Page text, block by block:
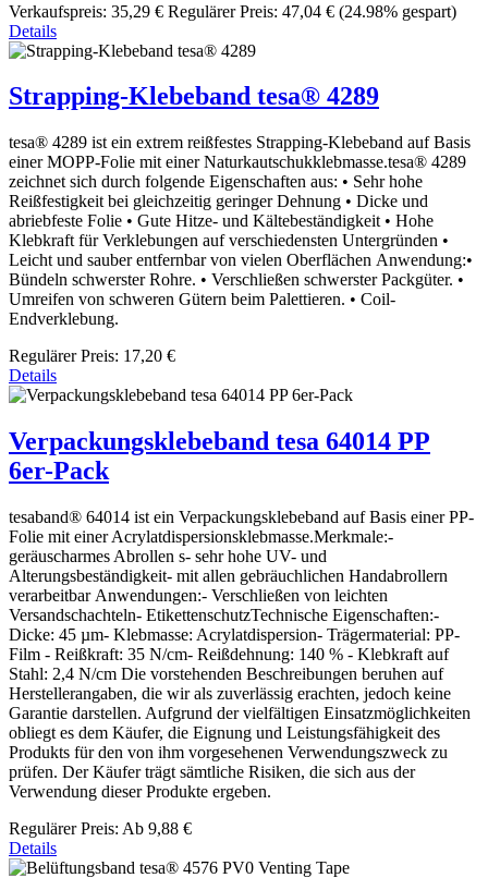
Verkaufspreis: 35,29 € Regulärer Preis: 47,04 € (24.98% gespart)
Details
Strapping-Klebeband tesa® 4289
tesa® 4289 ist ein extrem reißfestes Strapping-Klebeband auf Basis
einer MOPP-Folie mit einer Naturkautschukklebmasse.tesa® 4289
zeichnet sich durch folgende Eigenschaften aus: • Sehr hohe
Reißfestigkeit bei gleichzeitig geringer Dehnung • Dicke und
abriebfeste Folie • Gute Hitze- und Kältebeständigkeit • Hohe
Klebkraft für Verklebungen auf verschiedensten Untergründen •
Leicht und sauber entfernbar von vielen Oberflächen Anwendung:•
Bündeln schwerster Rohre. • Verschließen schwerster Packgüter. •
Umreifen von schweren Gütern beim Palettieren. • Coil-
Endverklebung.
Regulärer Preis: 17,20 €
Details
Verpackungsklebeband tesa 64014 PP
6er-Pack
tesaband® 64014 ist ein Verpackungsklebeband auf Basis einer PP-
Folie mit einer Acrylatdispersionsklebmasse.Merkmale:-
geräuscharmes Abrollen s- sehr hohe UV- und
Alterungsbeständigkeit- mit allen gebräuchlichen Handabrollern
verarbeitbar Anwendungen:- Verschließen von leichten
Versandschachteln- EtikettenschutzTechnische Eigenschaften:-
Dicke: 45 µm- Klebmasse: Acrylatdispersion- Trägermaterial: PP-
Film - Reißkraft: 35 N/cm- Reißdehnung: 140 % - Klebkraft auf
Stahl: 2,4 N/cm Die vorstehenden Beschreibungen beruhen auf
Herstellerangaben, die wir als zuverlässig erachten, jedoch keine
Garantie darstellen. Aufgrund der vielfältigen Einsatzmöglichkeiten
obliegt es dem Käufer, die Eignung und Leistungsfähigkeit des
Produkts für den von ihm vorgesehenen Verwendungszweck zu
prüfen. Der Käufer trägt sämtliche Risiken, die sich aus der
Verwendung dieser Produkte ergeben.
Regulärer Preis: Ab 9,88 €
Details